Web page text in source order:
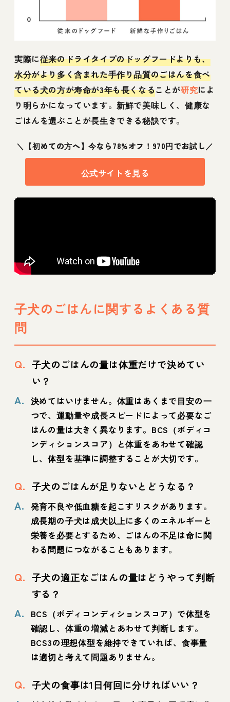
実際に従来のドライタイプのドッグフードよりも、
水分がより多く含まれた手作り品質のごはんを食べ
ている犬の方が寿命が3年も長くなることが研究によ
り明らかになっています。新鮮で美味しく、健康な
ごはんを選ぶことが長生きできる秘訣です。
＼【初めての方へ】今なら78%オフ！970円でお試し／
公式サイトを見る
子犬のごはんに関するよくある質
問
Q. 子犬のごはんの量は体重だけで決めてい
い？
A. 決めてはいけません。体重はあくまで目安の一
つで、運動量や成長スピードによって必要なご
はんの量は大きく異なります。BCS（ボディコ
ンディションスコア）と体重をあわせて確認
し、体型を基準に調整することが大切です。
Q. 子犬のごはんが足りないとどうなる？
A. 発育不良や低血糖を起こすリスクがあります。
成長期の子犬は成犬以上に多くのエネルギーと
栄養を必要とするため、ごはんの不足は命に関
わる問題につながることもあります。
Q. 子犬の適正なごはんの量はどうやって判断
する？
A.
BCS（ボディコンディションスコア）で体型を
確認し、体重の増減とあわせて判断します。
BCS3の理想体型を維持できていれば、食事量
は適切と考えて問題ありません。
Q. 子犬の食事は1日何回に分ければいい？